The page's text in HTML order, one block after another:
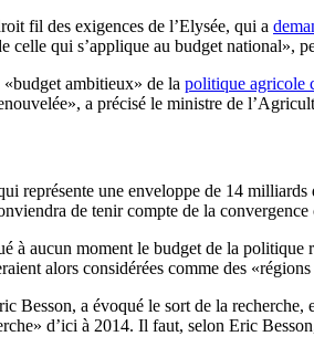
fil des exigences de l’Elysée, qui a
celle qui s’applique au budget national»,
ambitieux» de la politique agricole
a précisé le ministre de
représente une enveloppe de 14
de tenir compte de la
à aucun moment le budget de la
alors considérées comme des
Besson, a évoqué le sort de la
d’ici à 2014. Il faut, selon Eric